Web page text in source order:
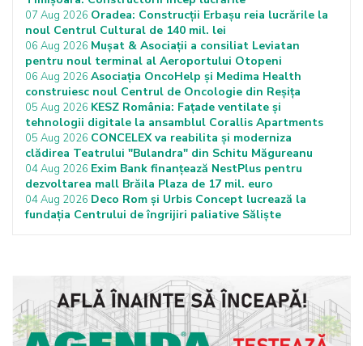
07 Aug 2026 Oradea: Construcții Erbașu reia lucrările la
noul Centrul Cultural de 140 mil. lei
06 Aug 2026 Mușat & Asociații a consiliat Leviatan
pentru noul terminal al Aeroportului Otopeni
06 Aug 2026 Asociația OncoHelp și Medima Health
construiesc noul Centrul de Oncologie din Reșița
05 Aug 2026 KESZ România: Fațade ventilate și
tehnologii digitale la ansamblul Corallis Apartments
05 Aug 2026 CONCELEX va reabilita și moderniza
clădirea Teatrului "Bulandra" din Schitu Măgureanu
04 Aug 2026 Exim Bank finanțează NestPlus pentru
dezvoltarea mall Brăila Plaza de 17 mil. euro
04 Aug 2026 Deco Rom și Urbis Concept lucrează la
fundația Centrului de îngrijiri paliative Săliște